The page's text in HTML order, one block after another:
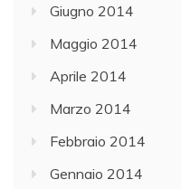
Giugno 2014
Maggio 2014
Aprile 2014
Marzo 2014
Febbraio 2014
Gennaio 2014